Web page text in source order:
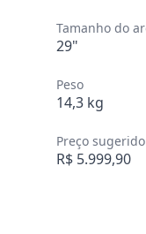
Tamanho do
29"
Peso
14,3 kg
Preço sugerido
R$ 5.999,90